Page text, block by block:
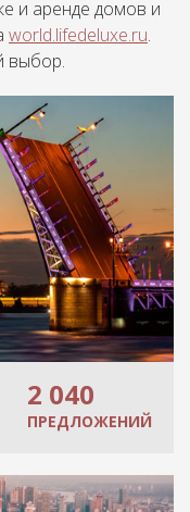
и аренде домов и
world.lifedeluxe.ru.
выбор.
2 040
ПРЕДЛОЖЕНИЙ